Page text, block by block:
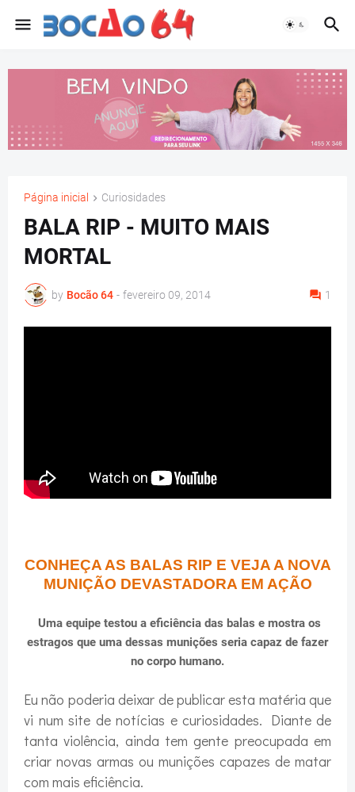
Página inicial Curiosidades
BALA RIP - MUITO MAIS
MORTAL
by Bocão 64 - fevereiro 09, 2014 1
CONHEÇA AS BALAS RIP E VEJA A NOVA
MUNIÇÃO DEVASTADORA EM AÇÃO
Uma equipe testou a eficiência das balas e mostra os
estragos que uma dessas munições seria capaz de fazer
no corpo humano.
Eu não poderia deixar de publicar esta matéria que
vi num site de notícias e curiosidades. Diante de
tanta violência, ainda tem gente preocupada em
criar novas armas ou munições capazes de matar
com mais eficiência.